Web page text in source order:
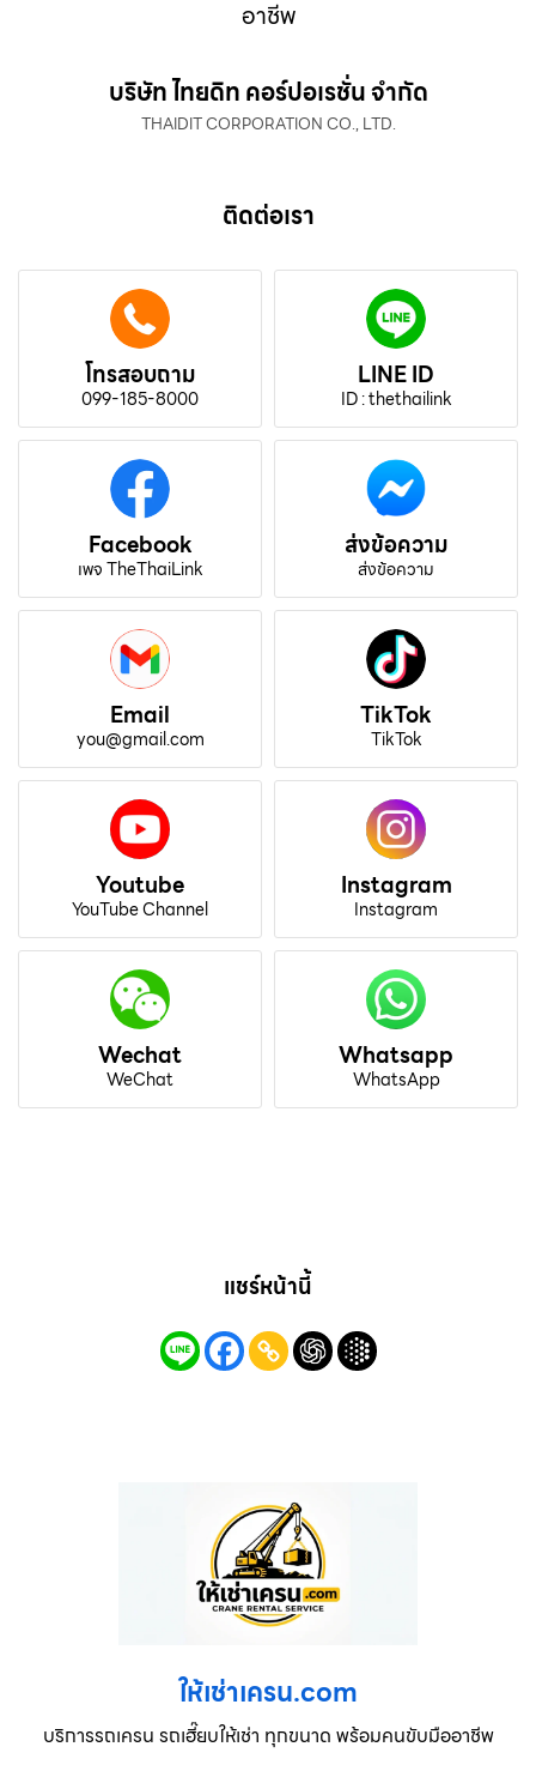
อาชีพ
บริษัท ไทยดิท คอร์ปอเรชั่น จำกัด
THAIDIT CORPORATION CO., LTD.
ติดต่อเรา
โทรสอบถาม
099-185-8000
LINE ID
ID : thethailink
Facebook
เพจ TheThaiLink
ส่งข้อความ
ส่งข้อความ
Email
you@gmail.com
TikTok
TikTok
Youtube
YouTube Channel
Instagram
Instagram
Wechat
WeChat
Whatsapp
WhatsApp
แชร์หน้านี้
ให้เช่าเครน.com
บริการรถเครน รถเฮี๊ยบให้เช่า ทุกขนาด พร้อมคนขับมืออาชีพ